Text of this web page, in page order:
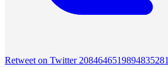
Retweet on Twitter 2084646519894835281